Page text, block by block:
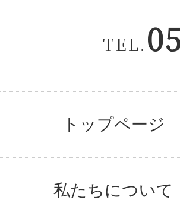
TEL.
トップページ
私たちについて